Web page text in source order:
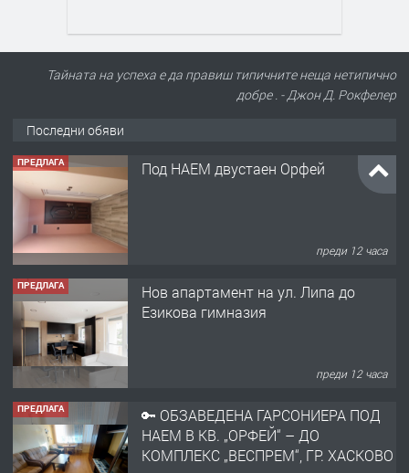
Тайната на успеха е да правиш типичните неща нетипично
добре . - Джон Д. Рокфелер
Последни обяви
ПРЕДЛАГА Под НАЕМ двустаен Орфей
преди 12 часа
ПРЕДЛАГА
Нов апартамент на ул. Липа до
Езикова гимназия
преди 12 часа
ПРЕДЛАГА
🔑 ОБЗАВЕДЕНА ГАРСОНИЕРА ПОД
НАЕМ В КВ. „ОРФЕЙ“ – ДО
КОМПЛЕКС „ВЕСПРЕМ“, ГР. ХАСКОВО